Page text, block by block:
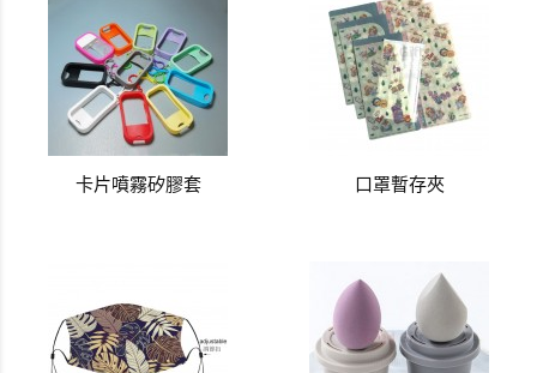
卡片噴霧矽膠套 口罩暫存夾